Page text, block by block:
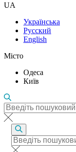
UA
Українська
Русский
English
Місто
Одеса
Київ